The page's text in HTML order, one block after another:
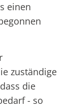
einen
zuständige
die
- so